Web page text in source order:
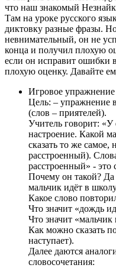
что наш знакомый
Там на уроке русского
диктовку разные фразы.
невнимательный, он не
конца и получил плохую
если он исправит ошибки
плохую оценку. Давайте
Игровое
Цель: – упражнение
(слов – приятелей).
Учитель говорит: «У
настроение. Какой
сказать то же
расстроенный).
расстроенный» - это
Почему он такой?
мальчик идёт в
Какое слово
Что значит «дождь
Что значит
Как можно сказать
наступает).
Далее даются
словосочетания: